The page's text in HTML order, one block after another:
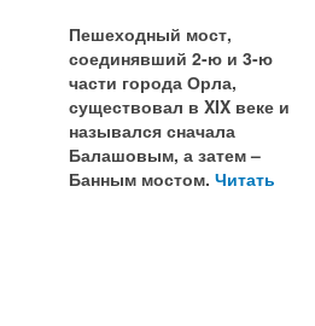
Пешеходный мост,
соединявший 2-ю и 3-ю
части города Орла,
существовал в XIX веке и
назывался сначала
Балашовым, а затем –
Банным мостом. Читать